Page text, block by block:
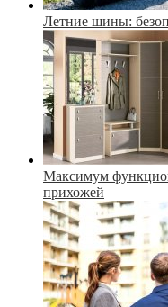
Летние шины:
Максимум
прихожей